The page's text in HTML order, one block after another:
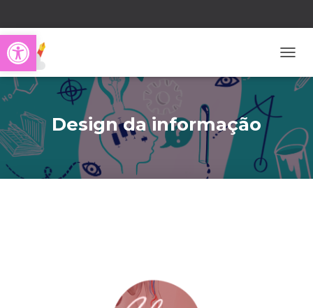
Abrir a barra de
Design da informação